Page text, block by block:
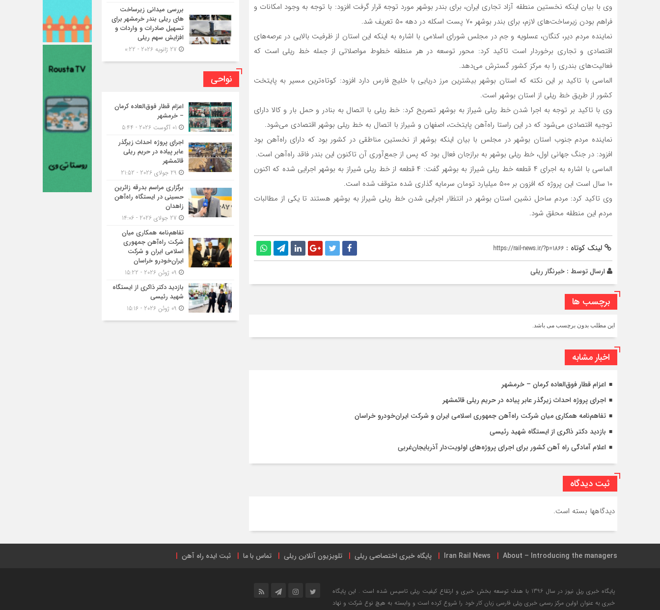
وی با بیان اینکه نخستین منطقه آزاد تجاری ایران، برای بندر بوشهر مورد توجه قرار گرفت افزود: با توجه به وجود امکانات و
فراهم بودن زیرساخت‌های لازم، برای بندر بوشهر ۷۰ پست اسکله در دهه ۵۰ تعریف شد.
نماینده مردم دیر، کنگان، عسلویه و جم در مجلس شورای اسلامی با اشاره به اینکه این استان از ظرفیت بالایی در عرصه‌های
اقتصادی و تجاری برخوردار است تاکید کرد: محور توسعه در هر منطقه خطوط مواصلاتی از جمله خط ریلی است که
فعالیت‌های بندری را به مرکز کشور گسترش می‌دهد.
الماسی با تاکید بر این نکته که استان بوشهر بیشترین مرز دریایی با خلیج فارس دارد افزود: کوتاه‌ترین مسیر به پایتخت
کشور از طریق خط ریلی از استان بوشهر است.
وی با تاکید بر توجه به اجرا شدن خط ریلی شیراز به بوشهر تصریح کرد: خط ریلی با اتصال به بنادر و حمل بار و کالا دارای
توجیه اقتصادی می‌شود که در این راستا راه‌آهن پایتخت، اصفهان و شیراز با اتصال به خط ریلی بوشهر اقتصادی می‌شود.
نماینده مردم جنوب استان بوشهر در مجلس با بیان اینکه بوشهر از نخستین مناطقی در کشور بود که دارای راه‌آهن بود
افزود: در جنگ جهانی اول، خط ریلی بوشهر به برازجان فعال بود که پس از جمع‌آوری آن تاکنون این بندر فاقد راه‌آهن است.
الماسی با اشاره به اجرای ۴ قطعه خط ریلی شیراز به بوشهر گفت: ۴ قطعه از خط ریلی شیراز به بوشهر اجرایی شده که اکنون
۱۰ سال است این پروژه که افزون بر ۵۰۰ میلیارد تومان سرمایه گذاری شده متوقف شده است.
وی تاکید کرد: مردم ساحل نشین استان بوشهر در انتظار اجرایی شدن خط ریلی شیراز به بوشهر هستند تا یکی از مطالبات
مردم این منطقه محقق شود.
لینک کوتاه : https://rail-news.ir/?p=1866
ارسال توسط : خبرنگار ریلی
برچسب ها
این مطلب بدون برچسب می باشد.
اخبار مشابه
اعزام قطار فوق‌العاده کرمان – خرمشهر
اجرای پروژه احداث زیرگذر عابر پیاده در حریم ریلی قائمشهر
تفاهم‌نامه همکاری میان شرکت راه‌آهن جمهوری اسلامی ایران و شرکت ایران‌خودرو خراسان
بازدید دکتر ذاکری از ایستگاه شهید رئیسی
اعلام آمادگی راه آهن کشور برای اجرای پروژه‌های اولویت‌دار آذربایجان‌غربی
ثبت دیدگاه
دیدگاهها بسته است.
بررسی میدانی زیرساخت
های ریلی بندر خرمشهر برای
تسهیل صادرات و واردات و
افزایش سهم ریلی
نواحی
اعزام قطار فوق‌العاده کرمان
– خرمشهر
اجرای پروژه احداث زیرگذر
عابر پیاده در حریم ریلی
قائمشهر
برگزاری مراسم بدرقه زائرین
حسینی در ایستگاه راه‌آهن
زاهدان
تفاهم‌نامه همکاری میان
شرکت راه‌آهن جمهوری
اسلامی ایران و شرکت
ایران‌خودرو خراسان
بازدید دکتر ذاکری از ایستگاه
شهید رئیسی
About – Introducing the managers
Iran Rail News پایگاه خبری اختصاصی ریلی تلویزیون آنلاین ریلی تماس با ما ثبت ایده راه آهن
لیست کامل فضای مجازی کانال راه آهن ایران مرکز آموزش راه آهن نرم افزار ریل نیوز نمایشگاه حمل و نقل ریلی
پایگاه خبری ریل نیوز در سال 1396 با هدف توسعه بخش خبری و ارتقاع کیفیت ریلی تاسیس شده است . این پایگاه
خبری به عنوان اولین مرکز رسمی خبری ریلی فارسی زبان کار خود را شروع کرده است و وابسته به هیچ نوع شرکت و نهاد